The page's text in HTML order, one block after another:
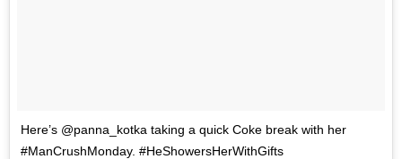
Here’s @panna_kotka taking a quick Coke break with her
#ManCrushMonday. #HeShowersHerWithGifts